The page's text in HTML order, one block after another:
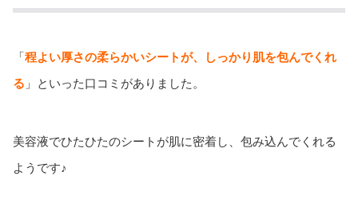
「程よい厚さの柔らかいシートが、しっかり肌を包んでくれ
る 」といった口コミがありました。
美容液でひたひたのシートが肌に密着し、包み込んでくれる
ようです♪